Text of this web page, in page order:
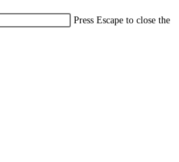
Press Escape to close the